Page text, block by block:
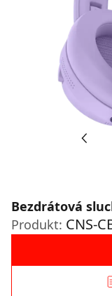
Bezdrátová
Produkt: CNS-